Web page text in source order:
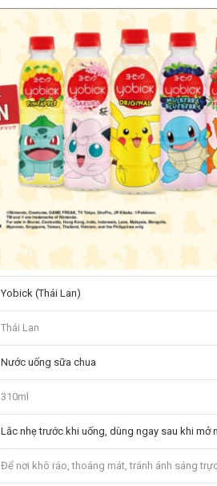
Yobick (Thái Lan)
Thái Lan
Nước uống sữa chua
310ml
Lắc nhẹ trước khi uống, dùng ngay sau khi mở
Để nơi khô ráo, thoáng mát, tránh ánh sáng